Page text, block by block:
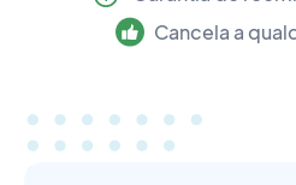
Cancela a